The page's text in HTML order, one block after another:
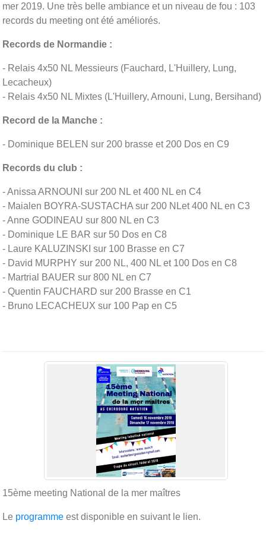
mer 2019. Une très belle ambiance et un niveau de fou : 103
records du meeting ont été améliorés.
Records de Normandie :
- Relais 4x50 NL Messieurs (Fauchard, L'Huillery, Lung,
Lecacheux)
- Relais 4x50 NL Mixtes (L'Huillery, Arnouni, Lung, Bersihand)
Record de la Manche :
- Dominique BELEN sur 200 brasse et 200 Dos en C9
Records du club :
- Anissa ARNOUNI sur 200 NL et 400 NL en C4
- Maialen BOYRA-SUSTACHA sur 200 NLet 400 NL en C3
- Anne GODINEAU sur 800 NL en C3
- Dominique LE BAR sur 50 Dos en C8
- Laure KALUZINSKI sur 100 Brasse en C7
- David MURPHY sur 200 NL, 400 NL et 100 Dos en C8
- Martrial BAUER sur 800 NL en C7
- Quentin FAUCHARD sur 200 Brasse en C1
- Bruno LECACHEUX sur 100 Pap en C5
15ème meeting National de la mer maîtres
Le programme est disponible en suivant le lien.